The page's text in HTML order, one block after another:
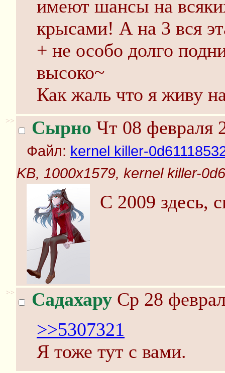
имеют шансы на
крысами! А на 3 вся
+ не особо долго
высоко~
Как жаль что я живу
>> Сырно Чт 08 февраля
Файл: kernel killer-
KB, 1000x1579, kernel killer-
С 2009 здесь,
>> Садахару Ср 28
>>5307321
Я тоже тут с вами.